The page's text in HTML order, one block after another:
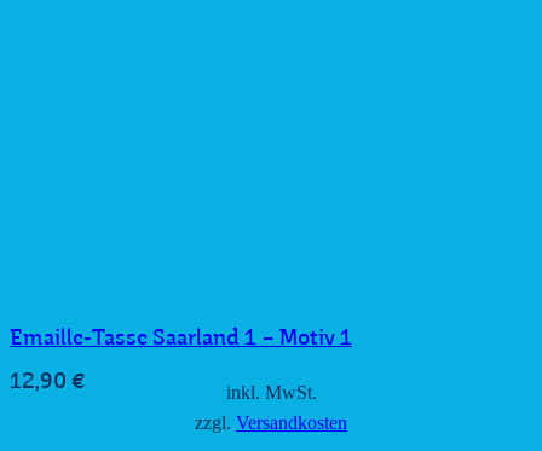
Emaille-Tasse Saarland 1 – Motiv 1
12,90 €
inkl. MwSt.
zzgl. Versandkosten